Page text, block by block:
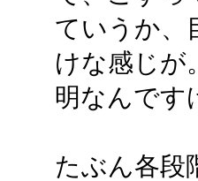
ていうか、
けな感じが
明なんです
たぶん各段